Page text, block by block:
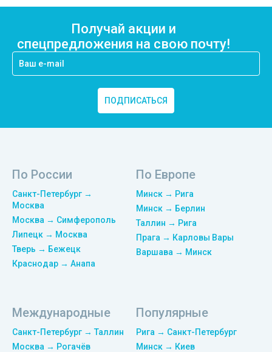
Получай акции и
спецпредложения на свою почту!
ПОДПИСАТЬСЯ
По России
Санкт-Петербург →
Москва
Москва → Симферополь
Липецк → Москва
Тверь → Бежецк
Краснодар → Анапа
По Европе
Минск → Рига
Минск → Берлин
Таллин → Рига
Прага → Карловы Вары
Варшава → Минск
Международные
Санкт-Петербург → Таллин
Москва → Рогачёв
Популярные
Рига → Санкт-Петербург
Минск → Киев